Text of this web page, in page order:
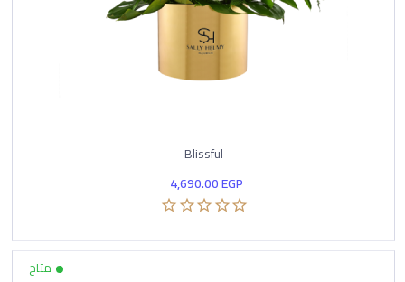
Blissful
4,690.00EGP